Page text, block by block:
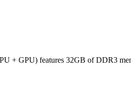
+ GPU) features 32GB of DDR3